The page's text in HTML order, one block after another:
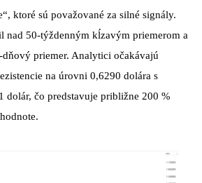
ktoré sú považované za silné signály.
nad 50-týždenným kĺzavým priemerom a
priemer. Analytici očakávajú
na úrovni 0,6290 dolára s
dolár, čo predstavuje približne 200 %